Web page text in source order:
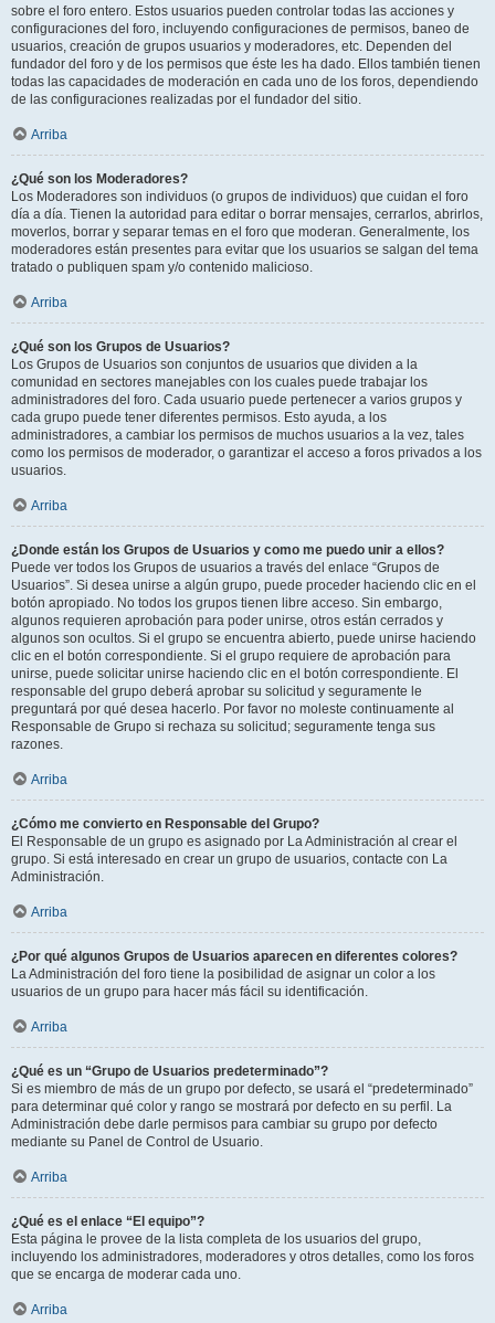
sobre el foro entero. Estos usuarios pueden controlar todas las acciones y
configuraciones del foro, incluyendo configuraciones de permisos, baneo de
usuarios, creación de grupos usuarios y moderadores, etc. Dependen del
fundador del foro y de los permisos que éste les ha dado. Ellos también tienen
todas las capacidades de moderación en cada uno de los foros, dependiendo
de las configuraciones realizadas por el fundador del sitio.
Arriba
¿Qué son los Moderadores?
Los Moderadores son individuos (o grupos de individuos) que cuidan el foro
día a día. Tienen la autoridad para editar o borrar mensajes, cerrarlos, abrirlos,
moverlos, borrar y separar temas en el foro que moderan. Generalmente, los
moderadores están presentes para evitar que los usuarios se salgan del tema
tratado o publiquen spam y/o contenido malicioso.
Arriba
¿Qué son los Grupos de Usuarios?
Los Grupos de Usuarios son conjuntos de usuarios que dividen a la
comunidad en sectores manejables con los cuales puede trabajar los
administradores del foro. Cada usuario puede pertenecer a varios grupos y
cada grupo puede tener diferentes permisos. Esto ayuda, a los
administradores, a cambiar los permisos de muchos usuarios a la vez, tales
como los permisos de moderador, o garantizar el acceso a foros privados a los
usuarios.
Arriba
¿Donde están los Grupos de Usuarios y como me puedo unir a ellos?
Puede ver todos los Grupos de usuarios a través del enlace “Grupos de
Usuarios”. Si desea unirse a algún grupo, puede proceder haciendo clic en el
botón apropiado. No todos los grupos tienen libre acceso. Sin embargo,
algunos requieren aprobación para poder unirse, otros están cerrados y
algunos son ocultos. Si el grupo se encuentra abierto, puede unirse haciendo
clic en el botón correspondiente. Si el grupo requiere de aprobación para
unirse, puede solicitar unirse haciendo clic en el botón correspondiente. El
responsable del grupo deberá aprobar su solicitud y seguramente le
preguntará por qué desea hacerlo. Por favor no moleste continuamente al
Responsable de Grupo si rechaza su solicitud; seguramente tenga sus
razones.
Arriba
¿Cómo me convierto en Responsable del Grupo?
El Responsable de un grupo es asignado por La Administración al crear el
grupo. Si está interesado en crear un grupo de usuarios, contacte con La
Administración.
Arriba
¿Por qué algunos Grupos de Usuarios aparecen en diferentes colores?
La Administración del foro tiene la posibilidad de asignar un color a los
usuarios de un grupo para hacer más fácil su identificación.
Arriba
¿Qué es un “Grupo de Usuarios predeterminado”?
Si es miembro de más de un grupo por defecto, se usará el “predeterminado”
para determinar qué color y rango se mostrará por defecto en su perfil. La
Administración debe darle permisos para cambiar su grupo por defecto
mediante su Panel de Control de Usuario.
Arriba
¿Qué es el enlace “El equipo”?
Esta página le provee de la lista completa de los usuarios del grupo,
incluyendo los administradores, moderadores y otros detalles, como los foros
que se encarga de moderar cada uno.
Arriba